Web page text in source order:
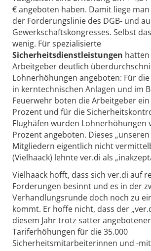
€ angeboten haben. Damit liege
der Forderungslinie des DGB- und
Gewerkschaftskongresses. Selbst
wenig. Für spezialisierte
Sicherheitsdienstleistungen
Arbeitgeber deutlich
Lohnerhöhungen angeboten: Für
in kerntechnischen Anlagen und im
Feuerwehr boten die Arbeitgeber ein
Prozent und für die
Flughäfen wurden Lohnerhöhungen
Prozent angeboten. Dieses
Mitgliedern eigentlich nicht
(Vielhaack) lehnte ver.di als
Vielhaack hofft, dass sich ver.di auf
Forderungen besinnt und es in der
Verhandlungsrunde doch noch zu
kommt. Er hoffe nicht, dass der
diesem Jahr trotz satter angebotener
Tariferhöhungen für die 35.000
Sicherheitsmitarbeiterinnen und -